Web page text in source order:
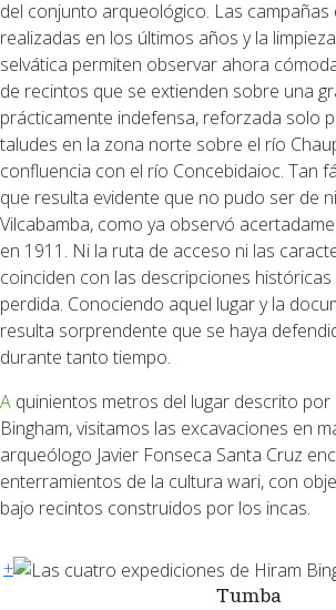
del conjunto arqueológico. Las campañas
realizadas en los últimos años y la
selvática permiten observar ahora
de recintos que se extienden sobre una
prácticamente indefensa, reforzada solo
taludes en la zona norte sobre el río
confluencia con el río Concebidaioc. Tan
que resulta evidente que no pudo ser de
Vilcabamba, como ya observó
en 1911. Ni la ruta de acceso ni las
coinciden con las descripciones históricas
perdida. Conociendo aquel lugar y la
resulta sorprendente que se haya
durante tanto tiempo.
A quinientos metros del lugar descrito por primera vez por
Bingham, visitamos las excavaciones en
arqueólogo Javier Fonseca Santa Cruz
enterramientos de la cultura wari, con
bajo recintos construidos por los incas.
+
Tumba